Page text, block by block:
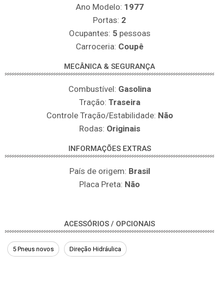
Ano Modelo: 1977
Portas: 2
Ocupantes: 5pessoas
Carroceria: Coupê
MECÂNICA & SEGURANÇA
Combustível: Gasolina
Tração: Traseira
Controle Tração/Estabilidade: Não
Rodas: Originais
INFORMAÇÕES EXTRAS
País de origem: Brasil
Placa Preta: Não
ACESSÓRIOS / OPCIONAIS
5 Pneus novos Direção Hidráulica